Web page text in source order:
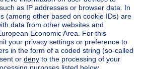
Real estate agencies
agencies in Uccle
Immobilière